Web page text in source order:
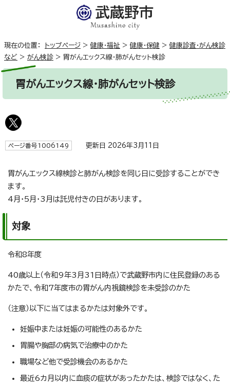
現在の位置： トップページ > 健康・福祉 > 健康・保健 > 健康診査・がん検診
など > がん検診 > 胃がんエックス線・肺がんセット検診
胃がんエックス線・肺がんセット検診
ページ番号1006149 更新日 2026年3月11日
胃がんエックス線検診と肺がん検診を同じ日に受診することができ
ます。
4月・5月・3月は託児付きの日があります。
対象
令和8年度
40歳以上（令和9年3月31日時点）で武蔵野市内に住民登録のある
かたで、令和7年度市の胃がん内視鏡検診を未受診のかた
（注意）以下に当てはまるかたは対象外です。
妊娠中または妊娠の可能性のあるかた
胃腸や胸部の病気で治療中のかた
職場など他で受診機会のあるかた
最近6カ月以内に血痰の症状があったかたは、検診ではなく、た